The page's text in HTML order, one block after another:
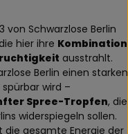
von Schwarzlose Berlin
hier ihre Kombination
ausstrahlt.
Berlin einen starken
wird –
Spree-Tropfen, die
widerspiegeln sollen.
gesamte Energie der